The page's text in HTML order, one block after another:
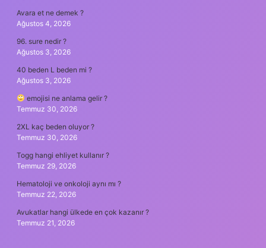
Avara et ne demek ?
Ağustos 4, 2026
96. sure nedir ?
Ağustos 3, 2026
40 beden L beden mi ?
Ağustos 3, 2026
emojisi ne anlama gelir ?
Temmuz 30, 2026
2XL kaç beden oluyor ?
Temmuz 30, 2026
Togg hangi ehliyet kullanır ?
Temmuz 29, 2026
Hematoloji ve onkoloji aynı mı ?
Temmuz 22, 2026
Avukatlar hangi ülkede en çok kazanır ?
Temmuz 21, 2026